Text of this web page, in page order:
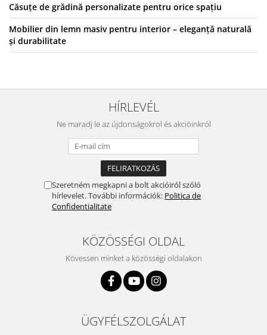
Căsuțe de grădină personalizate pentru orice spațiu
Mobilier din lemn masiv pentru interior – eleganță naturală
și durabilitate
HÍRLEVÉL
Ne maradj le az újdonságokrol és akcióinkról
Szeretném megkapni a bolt akcióiról szóló
hírlevelet. További információk: Politica de
Confidentialitate
KÖZÖSSÉGI OLDAL
Kövessen minket a közösségi oldalakon
ÜGYFÉLSZOLGÁLAT